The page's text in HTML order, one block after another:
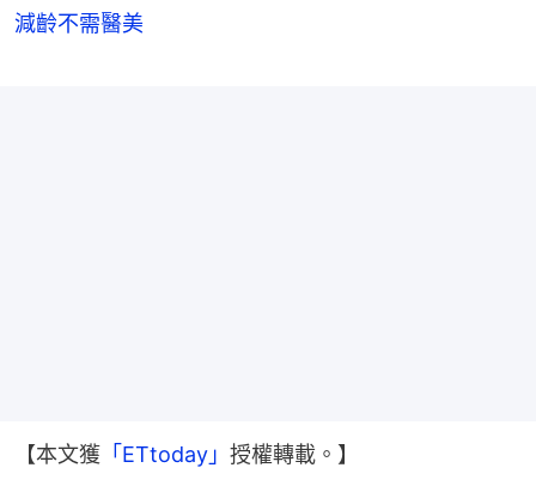
減齡不需醫美
【本文獲 「ETtoday」 授權轉載。】